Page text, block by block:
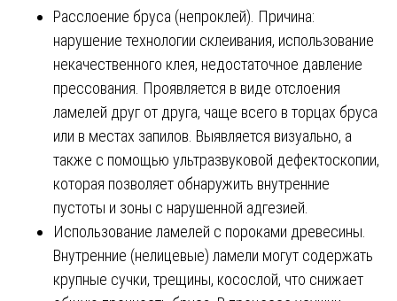
Расслоение бруса (непроклей). Причина:
нарушение технологии склеивания, использование
некачественного клея, недостаточное давление
прессования. Проявляется в виде отслоения
ламелей друг от друга, чаще всего в торцах бруса
или в местах запилов. Выявляется визуально, а
также с помощью ультразвуковой дефектоскопии,
которая позволяет обнаружить внутренние
пустоты и зоны с нарушенной адгезией.
Использование ламелей с пороками древесины.
Внутренние (нелицевые) ламели могут содержать
крупные сучки, трещины, косослой, что снижает